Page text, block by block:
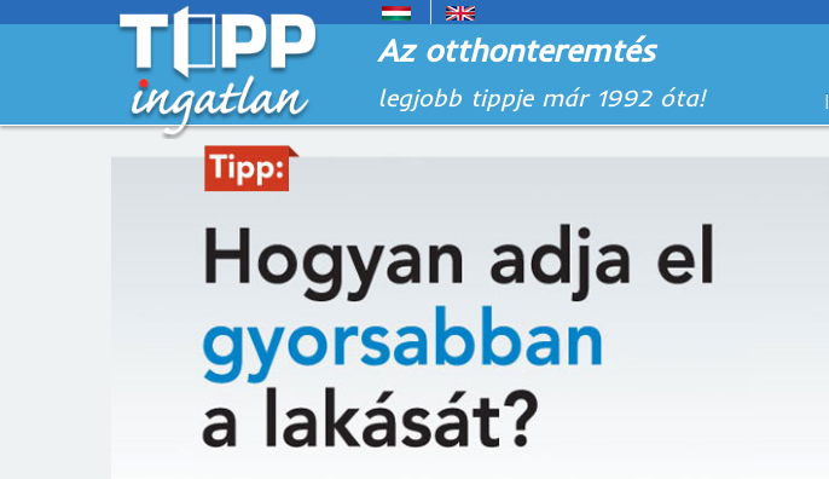
Az otthonteremtés
legjobb tippje már 1992 óta!